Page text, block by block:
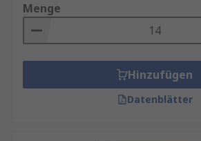
Menge
Hinzufügen
Datenblätter